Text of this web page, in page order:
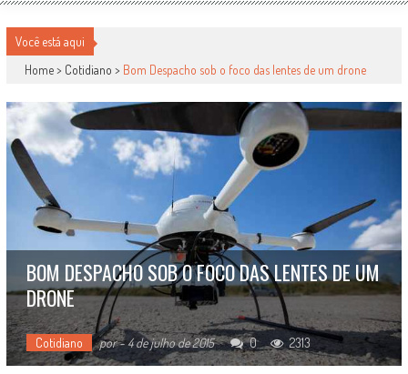
Você está aqui
Home > Cotidiano > Bom Despacho sob o foco das lentes de um drone
BOM DESPACHO SOB O FOCO DAS LENTES DE UM
DRONE
Cotidiano por-4 de julho de 2015 0 2313